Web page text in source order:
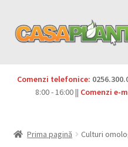
Pesticide
Comenzi telefonice:
8:00 - 16:00 || Comenzi e-
Prima pagină Culturi